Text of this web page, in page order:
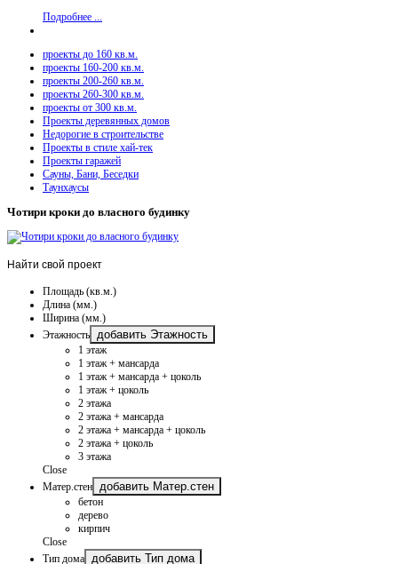
Подробнее ...
проекты до 160 кв.м.
проекты 160-200 кв.м.
проекты 200-260 кв.м.
проекты 260-300 кв.м.
проекты от 300 кв.м.
Проекты деревянных домов
Недорогие в строительстве
Проекты в стиле хай-тек
Проекты гаражей
Сауны, Бани, Беседки
Таунхаусы
Чотири кроки до власного будинку
Найти свой проект
Площадь (кв.м.)
Длина (мм.)
Ширина (мм.)
Этажность
добавить Этажность
1 этаж
1 этаж + мансарда
1 этаж + мансарда + цоколь
1 этаж + цоколь
2 этажа
2 этажа + мансарда
2 этажа + мансарда + цоколь
2 этажа + цоколь
3 этажа
Close
Матер.стен
добавить Матер.стен
бетон
дерево
кирпич
Close
Тип дома
добавить Тип дома